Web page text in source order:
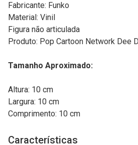
Fabricante: Funko
Material: Vinil
Figura não articulada
Produto: Pop Cartoon Network Dee
Tamanho Aproximado:
Altura: 10 cm
Largura: 10 cm
Comprimento: 10 cm
Características